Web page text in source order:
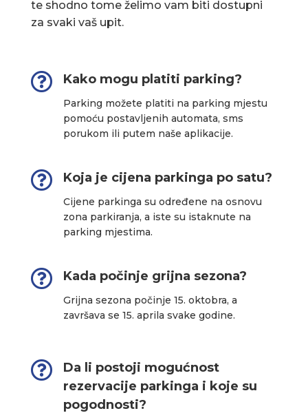
te shodno tome želimo vam biti dostupni
za svaki vaš upit.
 Kako mogu platiti parking?
Parking možete platiti na parking mjestu
pomoću postavljenih automata, sms
porukom ili putem naše aplikacije.
 Koja je cijena parkinga po satu?
Cijene parkinga su određene na osnovu
zona parkiranja, a iste su istaknute na
parking mjestima.
 Kada počinje grijna sezona?
Grijna sezona počinje 15. oktobra, a
završava se 15. aprila svake godine.

Da li postoji mogućnost
rezervacije parkinga i koje su
pogodnosti?